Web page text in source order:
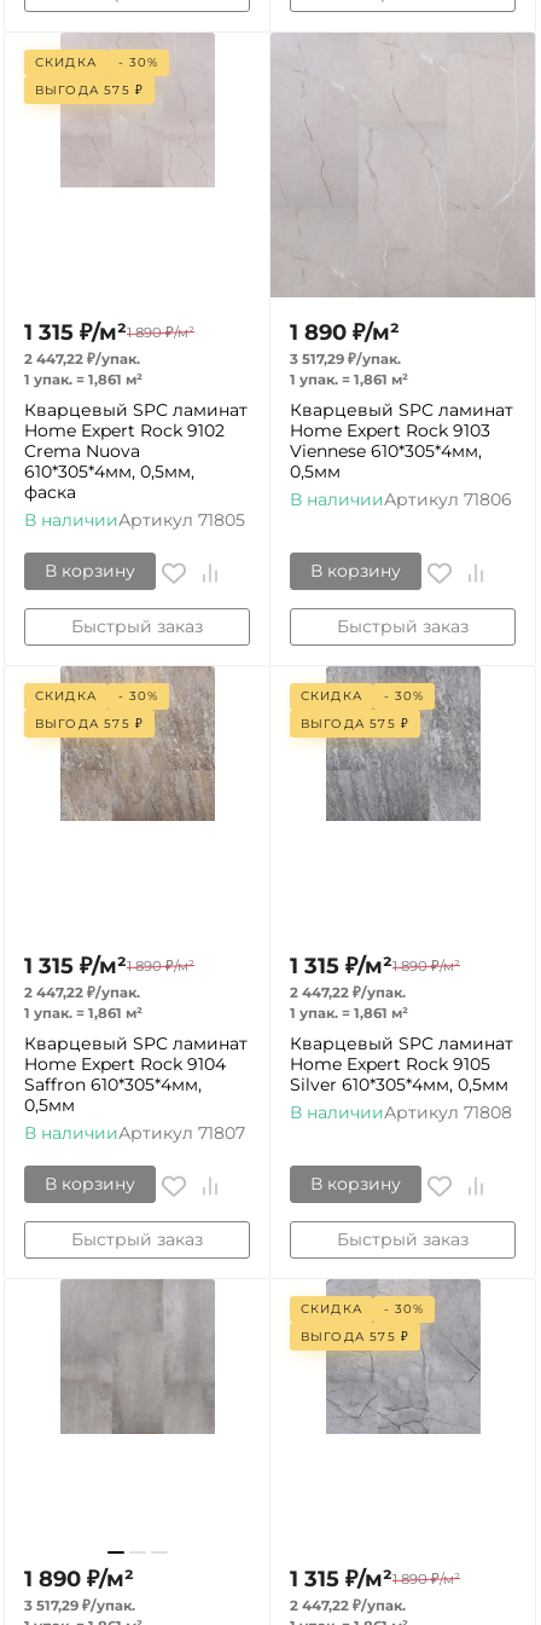
СКИДКА
- 30%
ВЫГОДА575 ₽
1 315 ₽/м²1 890 ₽/м²
2 447,22 ₽/упак.
1 упак. = 1,861 м²
Кварцевый SPC ламинат
Home Expert Rock 9102
Crema Nuova
610*305*4мм, 0,5мм,
фаска
В наличииАртикул 71805
В корзину
Быстрый заказ
1 890 ₽/м²
3 517,29 ₽/упак.
1 упак. = 1,861 м²
Кварцевый SPC ламинат
Home Expert Rock 9103
Viennese 610*305*4мм,
0,5мм
В наличииАртикул 71806
В корзину
Быстрый заказ
СКИДКА
- 30%
ВЫГОДА575 ₽
1 315 ₽/м²1 890 ₽/м²
2 447,22 ₽/упак.
1 упак. = 1,861 м²
Кварцевый SPC ламинат
Home Expert Rock 9104
Saffron 610*305*4мм,
0,5мм
В наличииАртикул 71807
В корзину
Быстрый заказ
СКИДКА
- 30%
ВЫГОДА575 ₽
1 315 ₽/м²1 890 ₽/м²
2 447,22 ₽/упак.
1 упак. = 1,861 м²
Кварцевый SPC ламинат
Home Expert Rock 9105
Silver 610*305*4мм, 0,5мм
В наличииАртикул 71808
В корзину
Быстрый заказ
1 890 ₽/м²
3 517,29 ₽/упак.
СКИДКА
- 30%
ВЫГОДА575 ₽
1 315 ₽/м²1 890 ₽/м²
2 447,22 ₽/упак.